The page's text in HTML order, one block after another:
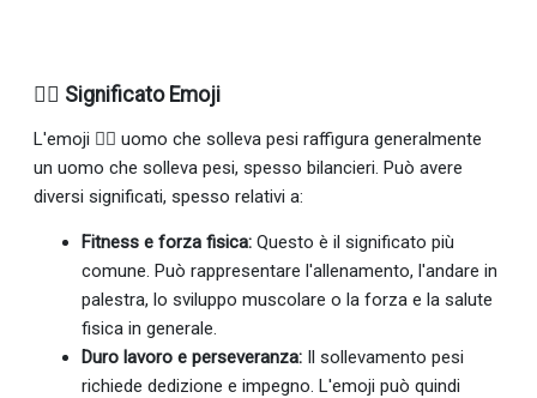
🏋️‍♂️ Significato Emoji
L'emoji 🏋‍♂ uomo che solleva pesi raffigura generalmente
un uomo che solleva pesi, spesso bilancieri. Può avere
diversi significati, spesso relativi a:
Fitness e forza fisica: Questo è il significato più
comune. Può rappresentare l'allenamento, l'andare in
palestra, lo sviluppo muscolare o la forza e la salute
fisica in generale.
Duro lavoro e perseveranza: Il sollevamento pesi
richiede dedizione e impegno. L'emoji può quindi